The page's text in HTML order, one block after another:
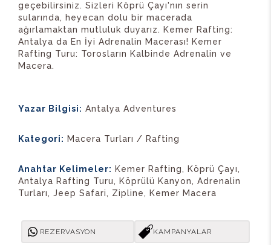
geçebilirsiniz. Sizleri Köprü Çayı'nın serin
sularında, heyecan dolu bir macerada
ağırlamaktan mutluluk duyarız. Kemer Rafting:
Antalya da En İyi Adrenalin Macerası! Kemer
Rafting Turu: Torosların Kalbinde Adrenalin ve
Macera.
Yazar Bilgisi: Antalya Adventures
Kategori: Macera Turları / Rafting
Anahtar Kelimeler: Kemer Rafting, Köprü Çayı,
Antalya Rafting Turu, Köprülü Kanyon, Adrenalin
Turları, Jeep Safari, Zipline, Kemer Macera
REZERVASYON KAMPANYALAR